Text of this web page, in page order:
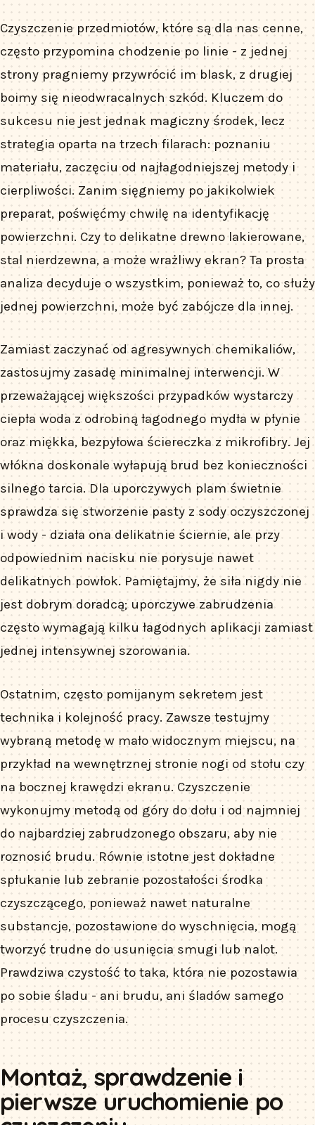
Czyszczenie przedmiotów, które są dla nas cenne,
często przypomina chodzenie po linie - z jednej
strony pragniemy przywrócić im blask, z drugiej
boimy się nieodwracalnych szkód. Kluczem do
sukcesu nie jest jednak magiczny środek, lecz
strategia oparta na trzech filarach: poznaniu
materiału, zaczęciu od najłagodniejszej metody i
cierpliwości. Zanim sięgniemy po jakikolwiek
preparat, poświęćmy chwilę na identyfikację
powierzchni. Czy to delikatne drewno lakierowane,
stal nierdzewna, a może wrażliwy ekran? Ta prosta
analiza decyduje o wszystkim, ponieważ to, co służy
jednej powierzchni, może być zabójcze dla innej.
Zamiast zaczynać od agresywnych chemikaliów,
zastosujmy zasadę minimalnej interwencji. W
przeważającej większości przypadków wystarczy
ciepła woda z odrobiną łagodnego mydła w płynie
oraz miękka, bezpyłowa ściereczka z mikrofibry. Jej
włókna doskonale wyłapują brud bez konieczności
silnego tarcia. Dla uporczywych plam świetnie
sprawdza się stworzenie pasty z sody oczyszczonej
i wody - działa ona delikatnie ściernie, ale przy
odpowiednim nacisku nie porysuje nawet
delikatnych powłok. Pamiętajmy, że siła nigdy nie
jest dobrym doradcą; uporczywe zabrudzenia
często wymagają kilku łagodnych aplikacji zamiast
jednej intensywnej szorowania.
Ostatnim, często pomijanym sekretem jest
technika i kolejność pracy. Zawsze testujmy
wybraną metodę w mało widocznym miejscu, na
przykład na wewnętrznej stronie nogi od stołu czy
na bocznej krawędzi ekranu. Czyszczenie
wykonujmy metodą od góry do dołu i od najmniej
do najbardziej zabrudzonego obszaru, aby nie
roznosić brudu. Równie istotne jest dokładne
spłukanie lub zebranie pozostałości środka
czyszczącego, ponieważ nawet naturalne
substancje, pozostawione do wyschnięcia, mogą
tworzyć trudne do usunięcia smugi lub nalot.
Prawdziwa czystość to taka, która nie pozostawia
po sobie śladu - ani brudu, ani śladów samego
procesu czyszczenia.
Montaż, sprawdzenie i
pierwsze uruchomienie po